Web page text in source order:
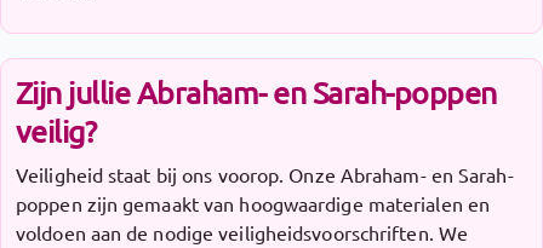
Zijn jullie Abraham- en Sarah-poppen
veilig?
Veiligheid staat bij ons voorop. Onze Abraham- en Sarah-
poppen zijn gemaakt van hoogwaardige materialen en
voldoen aan de nodige veiligheidsvoorschriften. We